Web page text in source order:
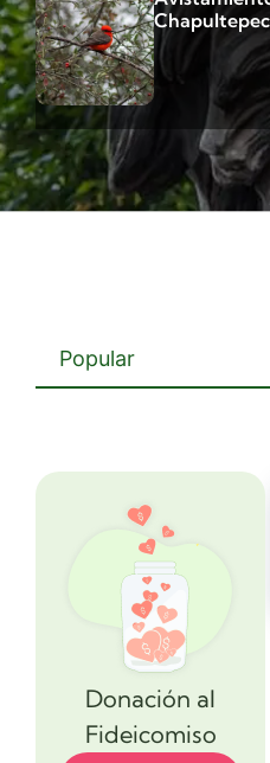
Popular
Donación al
Fideicomiso